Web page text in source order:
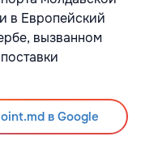
в Европейский
вызванном
в Google